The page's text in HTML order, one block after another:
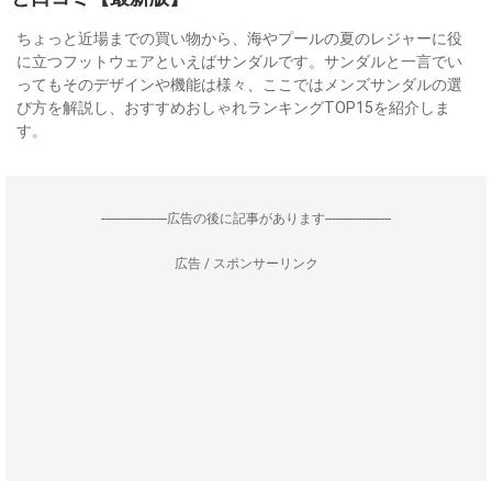
ちょっと近場までの買い物から、海やプールの夏のレジャーに役
に立つフットウェアといえばサンダルです。サンダルと一言でい
ってもそのデザインや機能は様々、ここではメンズサンダルの選
び方を解説し、おすすめおしゃれランキングTOP15を紹介しま
す。
--------------------広告の後に記事があります--------------------
広告 / スポンサーリンク